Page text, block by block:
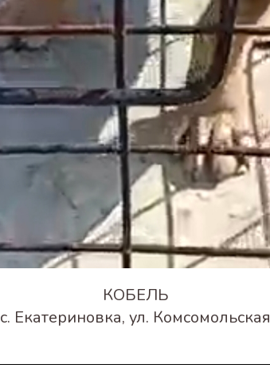
КОБЕЛЬ
с. Екатериновка, ул. Комсомольская